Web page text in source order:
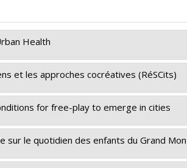
Health
,Katherine Frohlich,Yan Kestens,
interorganismes à l’intention des
en recherche du Canada
et les approches cocréatives (RéSCits)
,Ingrid Verduyckt,Catherine
,Janie Houle, Luc Faucher,Gina
for free-play to emerge in cities
Sylvestre,Sarah Fraser,Marie-Soleil
sur le quotidien des enfants du Grand